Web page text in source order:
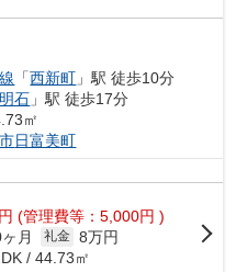
「西新町 」駅 徒歩10分
明石 」駅 徒歩17分
㎡
日富美町
円 (管理費等：5,000円 )
月 礼金 8万円
/ 44.73㎡